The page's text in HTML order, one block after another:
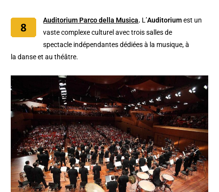
Auditorium Parco della Musica. L’Auditoriumest un
vaste complexe culturel avec trois salles de
spectacle indépendantes dédiées à la musique, à
la danse et au théâtre.